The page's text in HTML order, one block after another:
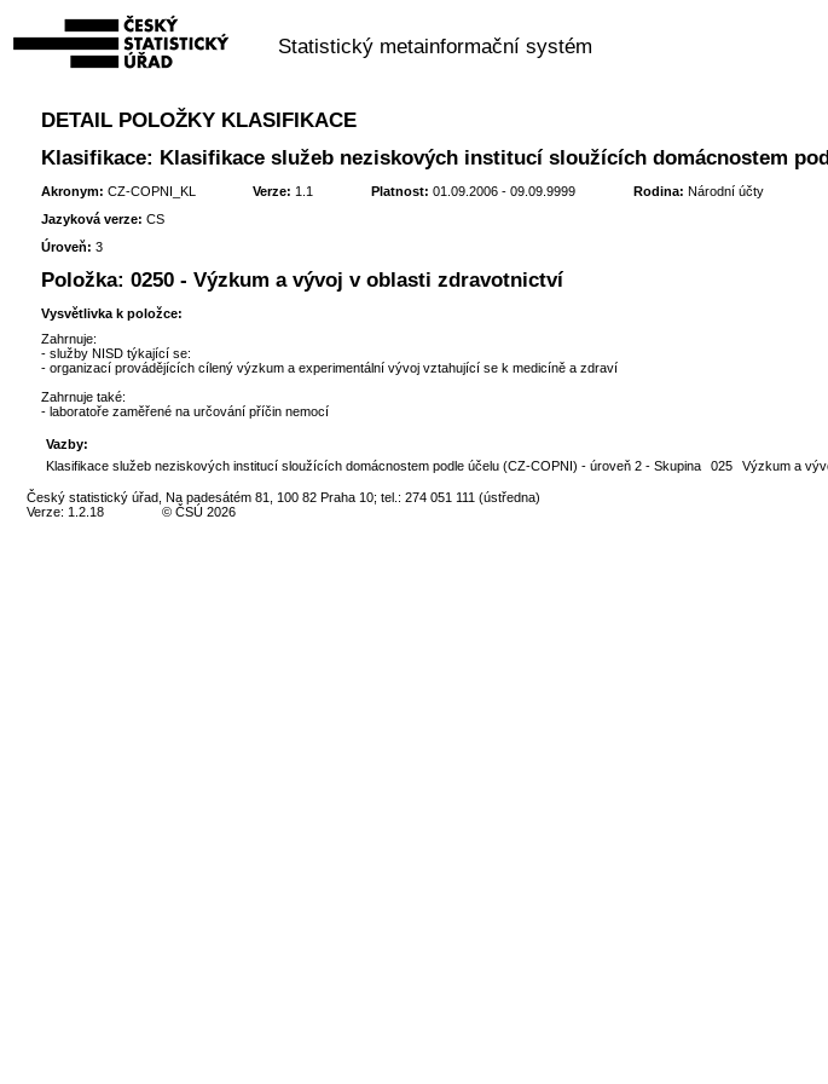
Statistický metainformační systém
DETAIL POLOŽKY KLASIFIKACE
Klasifikace: Klasifikace služeb neziskových institucí sloužících domácnostem
Akronym: CZ-COPNI_KL Verze: 1.1 Platnost: 01.09.2006 - 09.09.9999 Rodina: Národní účty
Jazyková verze: CS
Úroveň: 3
Položka: 0250 - Výzkum a vývoj v oblasti zdravotnictví
Vysvětlivka k položce:
Zahrnuje:
- služby NISD týkající se:
- organizací provádějících cílený výzkum a experimentální vývoj vztahující se k medicíně a zdraví
Zahrnuje také:
- laboratoře zaměřené na určování příčin nemocí
Vazby:
Klasifikace služeb neziskových institucí sloužících domácnostem podle účelu (CZ-COPNI) - úroveň 2 - Skupina
025 Výzkum a
Český statistický úřad, Na padesátém 81, 100 82 Praha 10; tel.: 274 051 111 (ústředna)
Verze: 1.2.18
© ČSÚ 2026